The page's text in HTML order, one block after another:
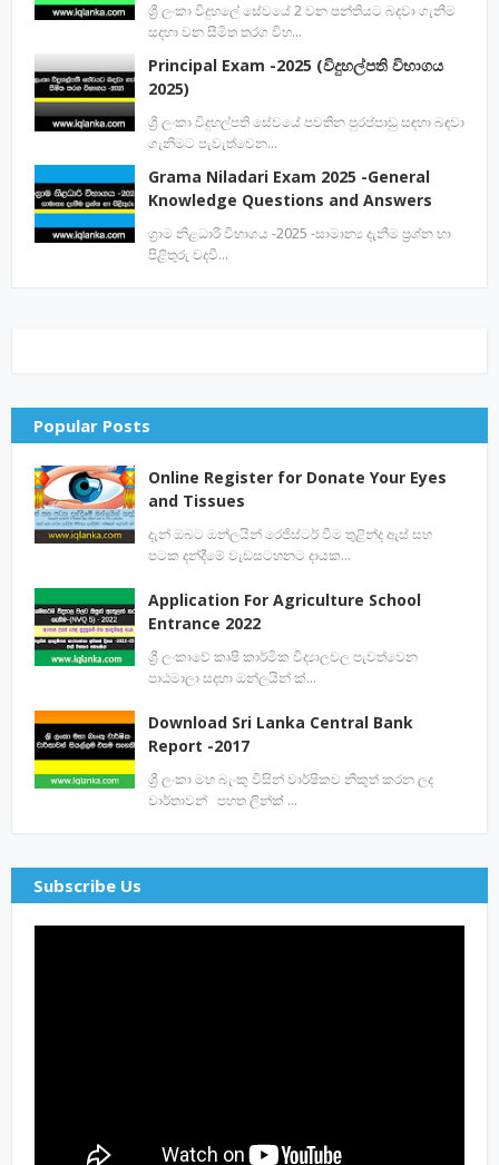
ශ්‍රී ලංකා විදුහලේ සේවයේ 2 වන පන්තියට බදවා ගැනීම
සදහා වන සීමිත තරග විභ…
Principal Exam -2025 (විදුහල්පති විභාගය
2025)
ශ්‍රී ලංකා විදුහල්පති සේවයේ පවතින පුරප්පාඩු සඳහා බඳවා
ගැනිමට පැවැත්වෙන…
Grama Niladari Exam 2025 -General
Knowledge Questions and Answers
ග්‍රාම නිළධාරි විභාගය -2025 -සාමාන්‍ය දැනීම ප්‍රශ්න හා
පිළිතුරු වදවී…
Popular Posts
Online Register for Donate Your Eyes
and Tissues
දැන් ඔබට ඔන්ලයින් රෙජිස්ටර් වීම තුළින්ද ඇස් සහ
පටක දන්දීමේ වැඩසටහනට දායක…
Application For Agriculture School
Entrance 2022
ශ්‍රී ලංකාවේ කෘෂි කාර්මික විද්‍යාලවල පැවත්වෙන
පාඨමාලා සදහා ඔන්ලයින් ක්…
Download Sri Lanka Central Bank
Report -2017
ශ්‍රී ලංකා මහ බැංකු විසින් වාර්ෂිකව නිකුත් කරන ලද
වාර්තාවන් පහත ලින්ක් …
Subscribe Us